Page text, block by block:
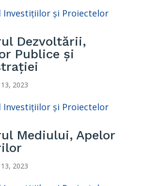
Dezvoltării,
Publice și
2023
Mediului, Apelor
2023